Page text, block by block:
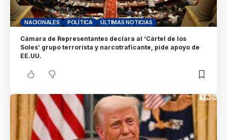
NACIONALES POLÍTICA ÚLTIMAS NOTICIAS
Cámara de Representantes declara al ‘Cártel de los
Soles’ grupo terrorista y narcotraficante, pide apoyo de
EE.UU.